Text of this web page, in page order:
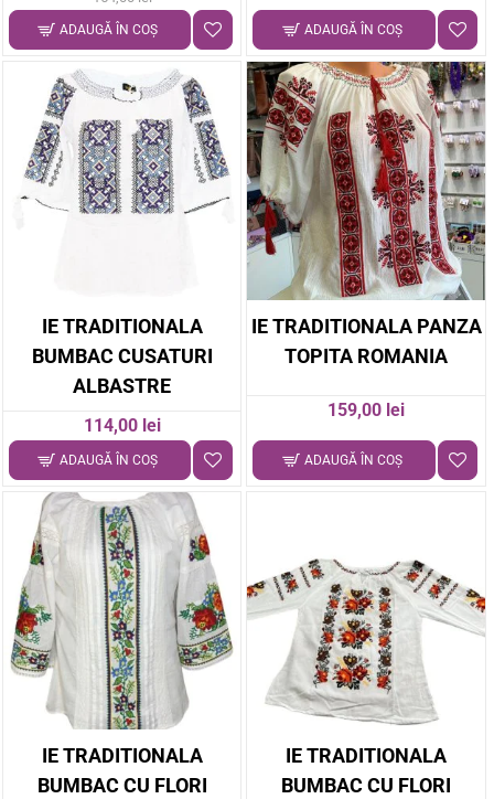
ADAUGĂ ÎN COŞ ADAUGĂ ÎN COŞ
IE TRADITIONALA
BUMBAC CUSATURI
ALBASTRE
114,00 lei
ADAUGĂ ÎN COŞ
IE TRADITIONALA PANZA
TOPITA ROMANIA
159,00 lei
ADAUGĂ ÎN COŞ
IE TRADITIONALA
BUMBAC CU FLORI
IE TRADITIONALA
BUMBAC CU FLORI